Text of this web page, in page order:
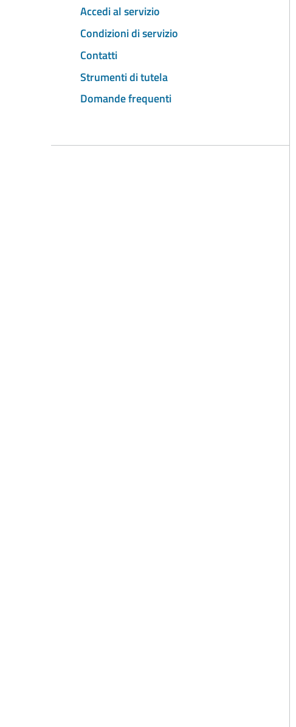
Accedi al servizio
Condizioni di servizio
Contatti
Strumenti di tutela
Domande frequenti